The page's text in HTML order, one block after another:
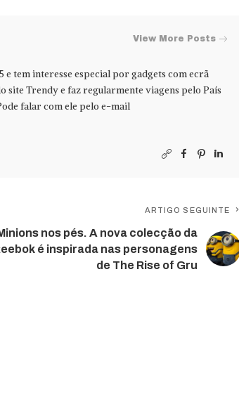
View More Posts
e tem interesse especial por gadgets com ecrã
site Trendy e faz regularmente viagens pelo País
falar com ele pelo e-mail
ARTIGO SEGUINTE
nos pés. A nova colecção da
é inspirada nas personagens
de The Rise of Gru